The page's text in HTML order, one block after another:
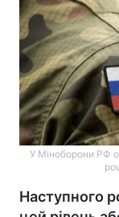
У Міноборони РФ
Наступного